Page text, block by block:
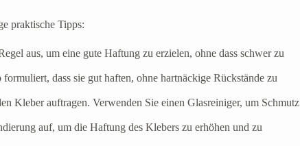
praktische Tipps:
aus, um eine gute Haftung zu erzielen, ohne dass schwer zu
dass sie gut haften, ohne hartnäckige Rückstände zu
Kleber auftragen. Verwenden Sie einen Glasreiniger, um Schmutz
auf, um die Haftung des Klebers zu erhöhen und zu